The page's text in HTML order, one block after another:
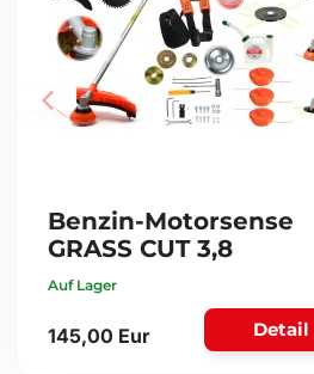
Benzin-Motorsense
GRASS CUT 3,8
Auf Lager
145,00 Eur Detail